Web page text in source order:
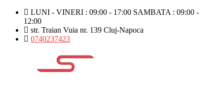
LUNI - VINERI : 09:00 - 17:00 SAMBATA : 09:00 -
12:00
str. Traian Vuia nr. 139 Cluj-Napoca
0740237423